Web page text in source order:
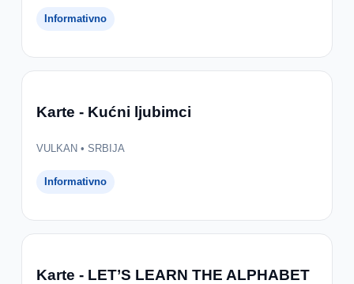
Informativno
Karte - Kućni ljubimci
VULKAN • SRBIJA
Informativno
Karte - LET’S LEARN THE ALPHABET